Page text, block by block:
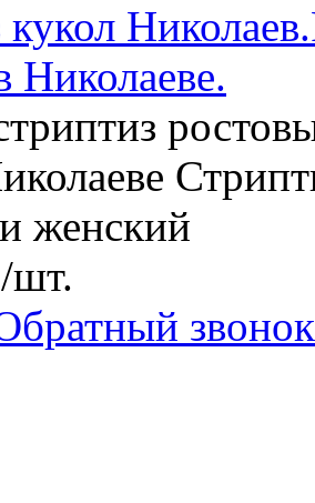
Николаеве.
женский
/шт.
звонок